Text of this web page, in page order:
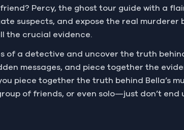
Percy, the ghost tour guide with a
suspects, and expose the real murderer
the crucial evidence.
of a detective and uncover the truth
messages, and piece together the
piece together the truth behind Bella’s
of friends, or even solo—just don’t end